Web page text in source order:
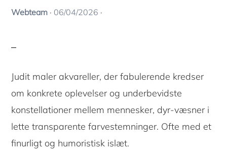
Webteam · 06/04/2026 ·
Judit maler akvareller, der fabulerende kredser
om konkrete oplevelser og underbevidste
konstellationer mellem mennesker, dyr-væsner i
lette transparente farvestemninger. Ofte med et
finurligt og humoristisk islæt.